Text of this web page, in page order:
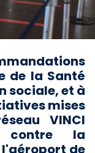
de la Santé
sociale, et à
mises
VINCI
contre la
l'aéroport de